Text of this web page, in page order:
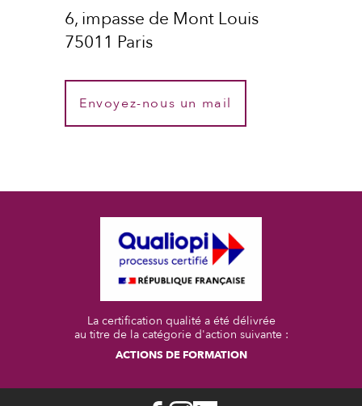
6, impasse de Mont Louis
75011 Paris
Envoyez-nous un mail
La certification qualité a été délivrée
au titre de la catégorie d'action suivante :
ACTIONS DE FORMATION